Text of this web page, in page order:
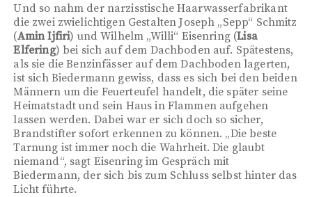
Und so nahm der narzisstische Haarwasserfabrikant
die zwei zwielichtigen Gestalten Joseph „Sepp“ Schmitz
(Amin Ijfiri) und Wilhelm „Willi“ Eisenring (Lisa
Elfering) bei sich auf dem Dachboden auf. Spätestens,
als sie die Benzinfässer auf dem Dachboden lagerten,
ist sich Biedermann gewiss, dass es sich bei den beiden
Männern um die Feuerteufel handelt, die später seine
Heimatstadt und sein Haus in Flammen aufgehen
lassen werden. Dabei war er sich doch so sicher,
Brandstifter sofort erkennen zu können. „Die beste
Tarnung ist immer noch die Wahrheit. Die glaubt
niemand“, sagt Eisenring im Gespräch mit
Biedermann, der sich bis zum Schluss selbst hinter das
Licht führte.